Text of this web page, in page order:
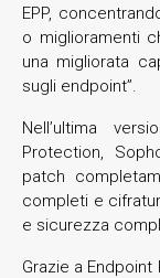
EPP,
o miglioramenti
una migliorata
sugli endpoint”.
Nell’ultima
Protection,
patch
completi e
e sicurezza
Grazie a